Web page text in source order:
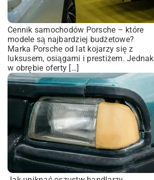
Cennik samochodów Porsche – które
modele są najbardziej budżetowe?
Marka Porsche od lat kojarzy się z
luksusem, osiągami i prestiżem. Jednak
w obrębie oferty […]